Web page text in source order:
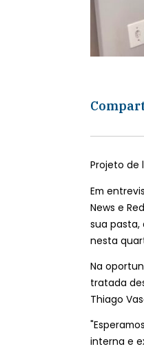
Projeto de
Em
News e
sua
nesta
Na
tratada
Thiago
interna e